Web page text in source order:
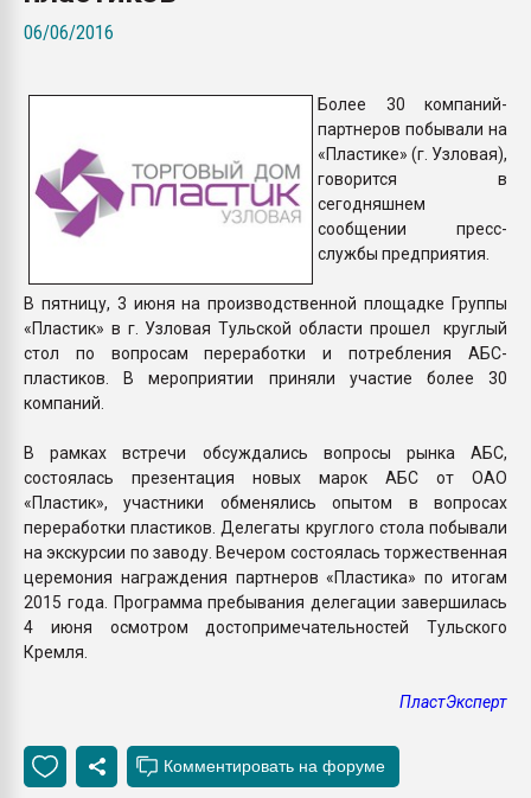
ПЕРЕЙТИ НА
06/06/2016
Более 30 компаний-
партнеров побывали на
«Пластике» (г. Узловая),
говорится в
сегодняшнем
сообщении пресс-
службы предприятия.
В пятницу, 3 июня на производственной площадке Группы
«Пластик» в г. Узловая Тульской области прошел круглый
стол по вопросам переработки и потребления АБС-
пластиков. В мероприятии приняли участие более 30
компаний.
В рамках встречи обсуждались вопросы рынка АБС,
состоялась презентация новых марок АБС от ОАО
«Пластик», участники обменялись опытом в вопросах
переработки пластиков. Делегаты круглого стола побывали
на экскурсии по заводу. Вечером состоялась торжественная
церемония награждения партнеров «Пластика» по итогам
2015 года. Программа пребывания делегации завершилась
4 июня осмотром достопримечательностей Тульского
Кремля.
ПластЭксперт